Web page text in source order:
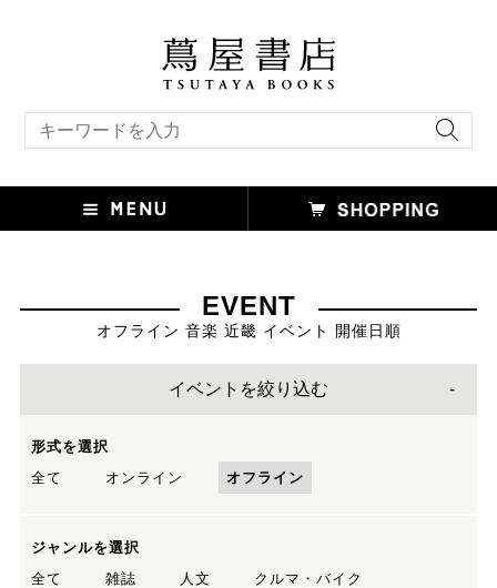
EVENT
オフライン 音楽 近畿 イベント 開催日順
イベントを絞り込む
形式を選択
全て
オンライン オフライン
ジャンルを選択
全て
雑誌 人文
クルマ・バイク